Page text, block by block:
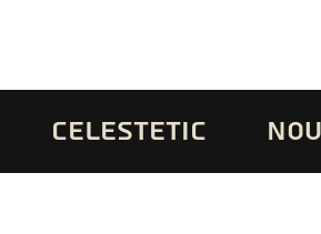
CELESTETIC